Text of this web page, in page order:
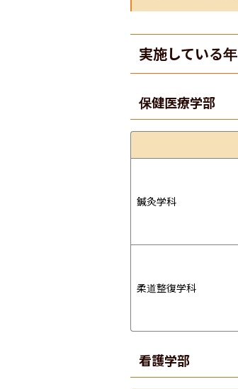
実施している
保健医療学部
鍼灸学科
柔道整復学科
看護学部